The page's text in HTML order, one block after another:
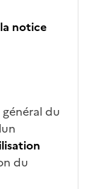
notice
du
du